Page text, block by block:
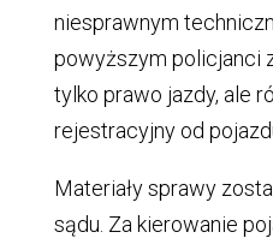
niesprawnym
powyższym policjanci
tylko prawo jazdy, ale
rejestracyjny od
Materiały sprawy
sądu. Za kierowanie